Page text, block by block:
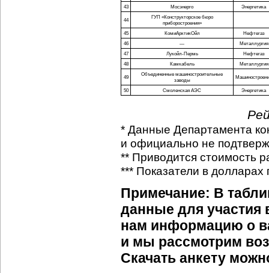
43
Мосэнерго Энергетика
44
ГУП «Конструкторское бюро
приборостроения»
45
КомиАрктикОйл
Нефтегаз
46
—
Металлургия
47
Лукойл-Пермь
Нефтегаз
48
Камкабель Металлургия
49
Объединенные машиностроительные
заводы
50 Смоленская АЭС Энергетика
* Данные Департамента
и официально не
** Приводится стоимость
*** Показатели в
Примечание: В
данные для участия
нам информацию о
и мы рассмотрим
Скачать анкету